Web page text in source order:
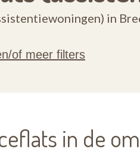
in
of meer filters
in de